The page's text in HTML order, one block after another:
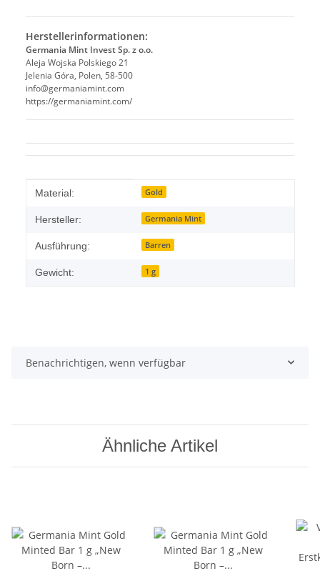
Herstellerinformationen:
Germania Mint Invest Sp. z o.o.
Aleja Wojska Polskiego 21
Jelenia Góra, Polen, 58-500
info@germaniamint.com
https://germaniamint.com/
Produkteigenschaft
Wert
Material: Gold
Hersteller: Germania Mint
Ausführung: Barren
Gewicht: 1 g
Benachrichtigen, wenn verfügbar
Ähnliche Artikel